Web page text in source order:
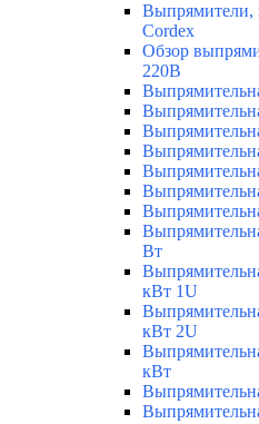
Выпрямители,
Cordex
Обзор
220В
Вт
кВт 1U
кВт 2U
кВт